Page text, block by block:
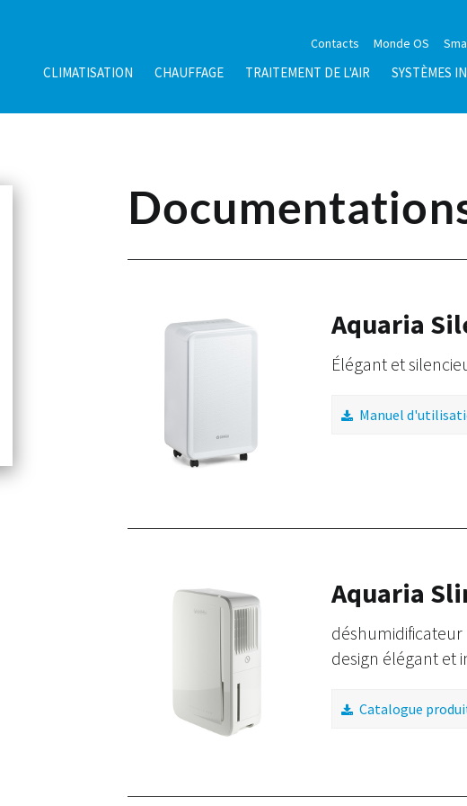
Monde OS
Contacts
CLIMATISATION CHAUFFAGE TRAITEMENT DE L'AIR SYSTÈMES
Aquaria
Élégant et
Manuel
Aquaria
déshumidificateur
design élégant et
Catalogue